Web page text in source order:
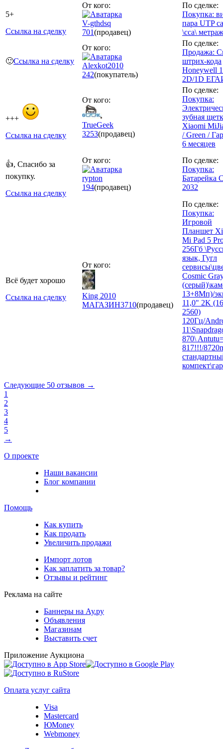
5+
Ссылка на сделку
От кого:
V-gthdsq
701(продавец)
По сделке:
Покупка:
пара UTP
\cca\
🙂Ссылка на сделку
От кого:
Alexkot2010
242(покупатель)
По сделке:
Продажа:
штрих-кода
Honeywell
2D/1D
+++
Ссылка на сделку
От кого:
TrueGeek
3253(продавец)
По сделке:
Покупка:
зубная
Xiaomi
/ Green /
6 месяцев
👍, Спасибо за
покупку.
Ссылка на сделку
От кого:
rypton
194(продавец)
По сделке:
Покупка:
Батарейка
2032
Всё будет хорошо
Ссылка на сделку
От кого:
King 2010
МАГАЗИН3710(продавец)
По сделке:
Покупка:
Игровой
Планшет
Mi Pad 5
256Гб
язык, Гугл
Cosmic
13+8Мп)/
11,0" 2K
2560)
120Гц/
870\
817!!!/
Следующие 50 отзывов →
1
2
3
4
5
→
О проекте
Наши вакансии
Блог компании
Помощь
Как купить
Как продать
Увеличить продажи
Импорт лотов
Как заплатить за товар?
Отзывы и рейтинг
Реклама на сайте
Баннеры на Ау.ру
Объявления
Магазинам
Выставить счет
Приложение Аукциона
Оплата услуг сайта
Visa
Mastercard
ЮMoney
Webmoney